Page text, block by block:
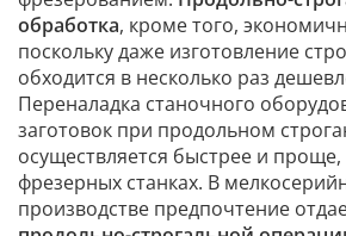
обработка, кроме того,
поскольку даже изготовление
обходится в несколько раз
Переналадка станочного
заготовок при продольном
осуществляется быстрее и
фрезерных станках. В
производстве предпочтение